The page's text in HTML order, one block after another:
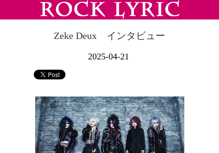
Zeke Deux インタビュー
2025-04-21